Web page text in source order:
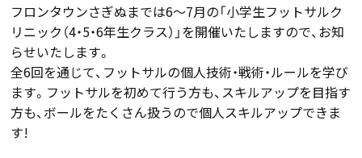
フロンタウンさぎぬまでは6～7月の「小学生フットサルク
リニック（4・5・6年生クラス）」を開催いたしますので、お知
らせいたします。
全6回を通じて、フットサルの個人技術・戦術・ルールを学び
ます。フットサルを初めて行う方も、スキルアップを目指す
方も、ボールをたくさん扱うので個人スキルアップできま
す!